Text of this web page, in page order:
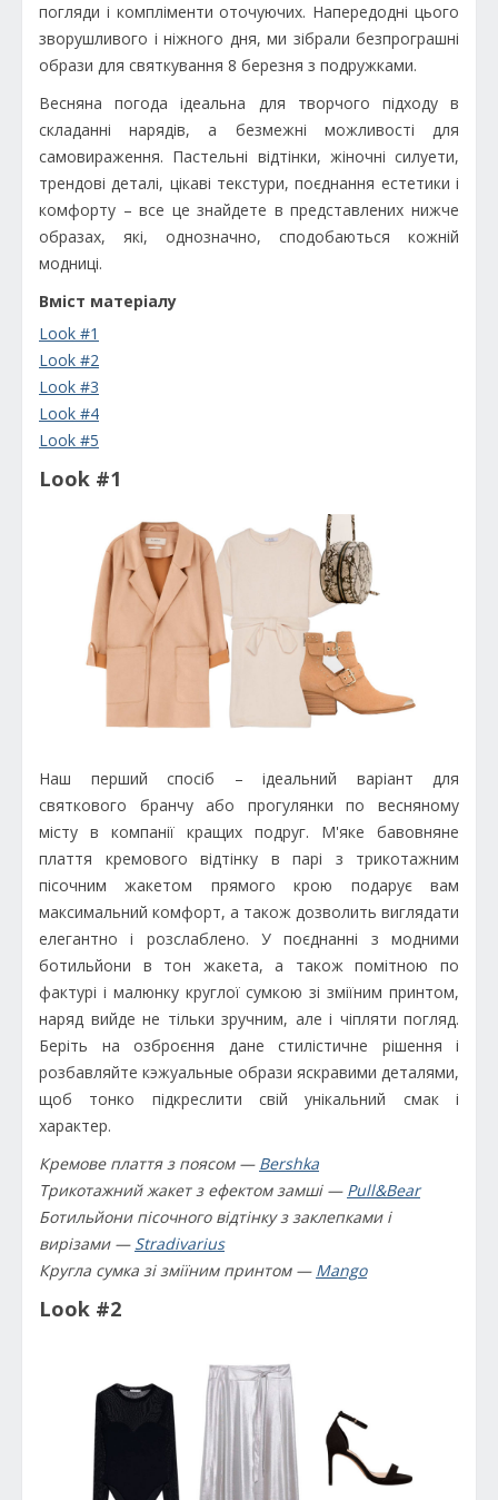
погляди і компліменти оточуючих. Напередодні цього
зворушливого і ніжного дня, ми зібрали безпрограшні
образи для святкування 8 березня з подружками.
Весняна погода ідеальна для творчого підходу в
складанні нарядів, а безмежні можливості для
самовираження. Пастельні відтінки, жіночні силуети,
трендові деталі, цікаві текстури, поєднання естетики і
комфорту – все це знайдете в представлених нижче
образах, які, однозначно, сподобаються кожній
модниці.
Вміст матеріалу
Look #1
Look #2
Look #3
Look #4
Look #5
Look #1
Наш перший спосіб – ідеальний варіант для
святкового бранчу або прогулянки по весняному
місту в компанії кращих подруг. М'яке бавовняне
плаття кремового відтінку в парі з трикотажним
пісочним жакетом прямого крою подарує вам
максимальний комфорт, а також дозволить виглядати
елегантно і розслаблено. У поєднанні з модними
ботильйони в тон жакета, а також помітною по
фактурі і малюнку круглої сумкою зі зміїним принтом,
наряд вийде не тільки зручним, але і чіпляти погляд.
Беріть на озброєння дане стилістичне рішення і
розбавляйте кэжуальные образи яскравими деталями,
щоб тонко підкреслити свій унікальний смак і
характер.
Кремове плаття з поясом — Bershka
Трикотажний жакет з ефектом замші — Pull&Bear
Ботильйони пісочного відтінку з заклепками і
вирізами — Stradivarius
Кругла сумка зі зміїним принтом — Mango
Look #2